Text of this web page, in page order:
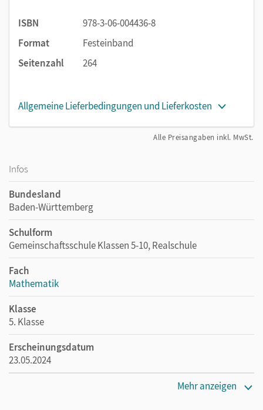
Sprachsensibel unterrichten:
dem Zertifikat „Sprachsensibel“ ausgezeichnet.
ISBN
978-3-06-004436-8
Format
Festeinband
Seitenzahl
264
Allgemeine Lieferbedingungen und Lieferkosten
Alle Preisangaben inkl. MwSt.
Infos
Bundesland
Baden-Württemberg
Schulform
Gemeinschaftsschule Klassen 5-10, Realschule
Fach
Mathematik
Klasse
5. Klasse
Erscheinungsdatum
23.05.2024
Mehr anzeigen